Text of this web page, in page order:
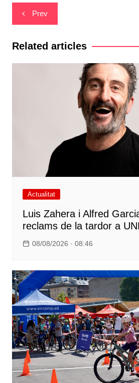
Navegació
d'entrades
Prev
Related articles
Actualitat
Luis Zahera i Alfred
reclams de la tardor a
08/08/2026 · 08:46